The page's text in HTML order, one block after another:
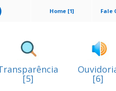
Fale
Home [1]
[5] [6]